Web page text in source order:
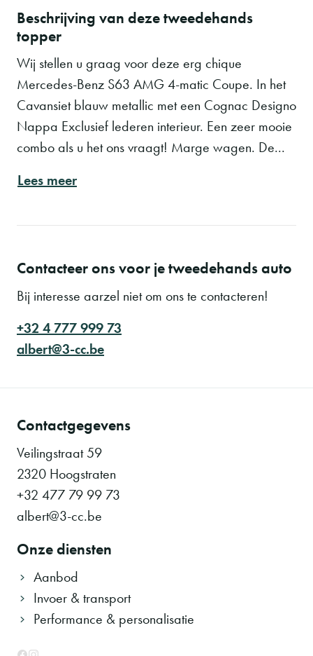
Beschrijving van deze tweedehands
topper
Wij stellen u graag voor deze erg chique
Mercedes-Benz S63 AMG 4-matic Coupe. In het
Cavansiet blauw metallic met een Cognac Designo
Nappa Exclusief lederen interieur. Een zeer mooie
combo als u het ons vraagt! Marge wagen. De...
Lees meer
Contacteer ons voor je tweedehands auto
Bij interesse aarzel niet om ons te contacteren!
+32 4 777 999 73
albert@3-cc.be
Contactgegevens
Veilingstraat 59
2320 Hoogstraten
+32 477 79 99 73
albert@3-cc.be
Onze diensten
Aanbod
Invoer & transport
Performance & personalisatie